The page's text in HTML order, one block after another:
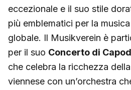
eccezionale e il suo stile
più emblematici per la
globale. Il Musikverein è
per il suo Concerto di
che celebra la ricchezza
viennese con un’orchestra